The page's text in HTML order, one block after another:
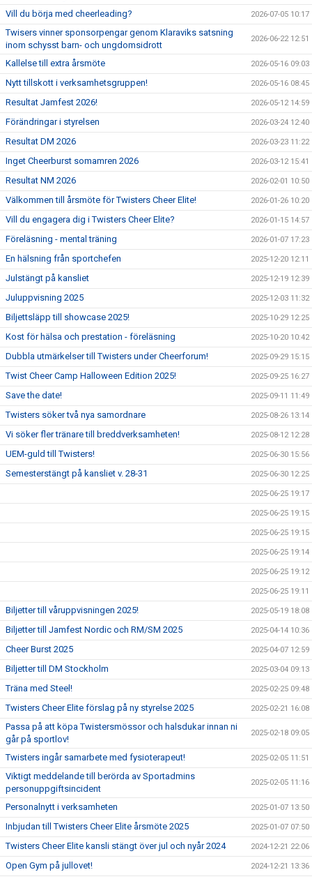
Vill du börja med cheerleading? 2026-07-05 10:17
Twisers vinner sponsorpengar genom Klaraviks satsning
inom schysst barn- och ungdomsidrott
2026-06-22 12:51
Kallelse till extra årsmöte 2026-05-16 09:03
Nytt tillskott i verksamhetsgruppen! 2026-05-16 08:45
Resultat Jamfest 2026! 2026-05-12 14:59
Förändringar i styrelsen 2026-03-24 12:40
Resultat DM 2026 2026-03-23 11:22
Inget Cheerburst somamren 2026 2026-03-12 15:41
Resultat NM 2026 2026-02-01 10:50
Välkommen till årsmöte för Twisters Cheer Elite! 2026-01-26 10:20
Vill du engagera dig i Twisters Cheer Elite? 2026-01-15 14:57
Föreläsning - mental träning 2026-01-07 17:23
En hälsning från sportchefen 2025-12-20 12:11
Julstängt på kansliet 2025-12-19 12:39
Juluppvisning 2025 2025-12-03 11:32
Biljettsläpp till showcase 2025! 2025-10-29 12:25
Kost för hälsa och prestation - föreläsning 2025-10-20 10:42
Dubbla utmärkelser till Twisters under Cheerforum! 2025-09-29 15:15
Twist Cheer Camp Halloween Edition 2025! 2025-09-25 16:27
Save the date! 2025-09-11 11:49
Twisters söker två nya samordnare 2025-08-26 13:14
Vi söker fler tränare till breddverksamheten! 2025-08-12 12:28
UEM-guld till Twisters! 2025-06-30 15:56
Semesterstängt på kansliet v. 28-31 2025-06-30 12:25
2025-06-25 19:17
2025-06-25 19:15
2025-06-25 19:15
2025-06-25 19:14
2025-06-25 19:12
2025-06-25 19:11
Biljetter till våruppvisningen 2025! 2025-05-19 18:08
Biljetter till Jamfest Nordic och RM/SM 2025 2025-04-14 10:36
Cheer Burst 2025 2025-04-07 12:59
Biljetter till DM Stockholm 2025-03-04 09:13
Träna med Steel! 2025-02-25 09:48
Twisters Cheer Elite förslag på ny styrelse 2025 2025-02-21 16:08
Passa på att köpa Twistersmössor och halsdukar innan ni
går på sportlov!
2025-02-18 09:05
Twisters ingår samarbete med fysioterapeut! 2025-02-05 11:51
Viktigt meddelande till berörda av Sportadmins
personuppgiftsincident
2025-02-05 11:16
Personalnytt i verksamheten 2025-01-07 13:50
Inbjudan till Twisters Cheer Elite årsmöte 2025 2025-01-07 07:50
Twisters Cheer Elite kansli stängt över jul och nyår 2024 2024-12-21 22:06
Open Gym på jullovet! 2024-12-21 13:36